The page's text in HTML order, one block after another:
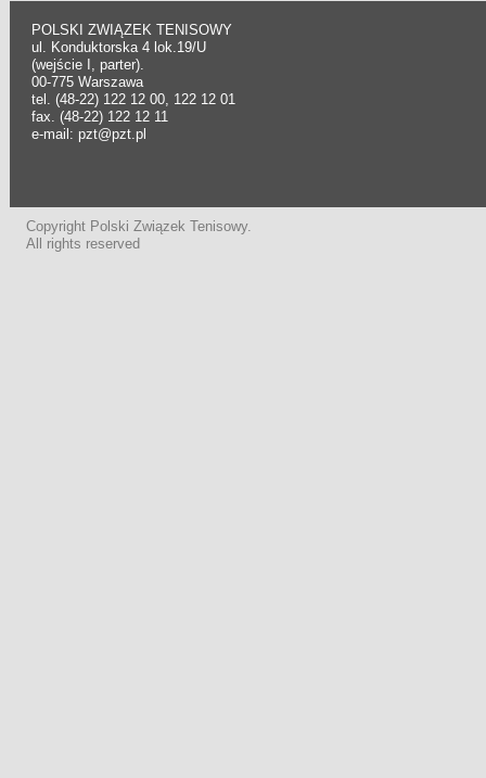
POLSKI ZWIĄZEK TENISOWY
ul. Konduktorska 4 lok.19/U
(wejście I, parter).
00-775 Warszawa
tel. (48-22) 122 12 00, 122 12 01
fax. (48-22) 122 12 11
e-mail: pzt@pzt.pl
Copyright Polski Związek Tenisowy.
All rights reserved